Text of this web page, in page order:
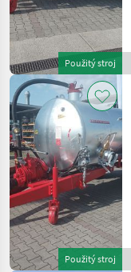
Použitý stroj
Použitý stroj